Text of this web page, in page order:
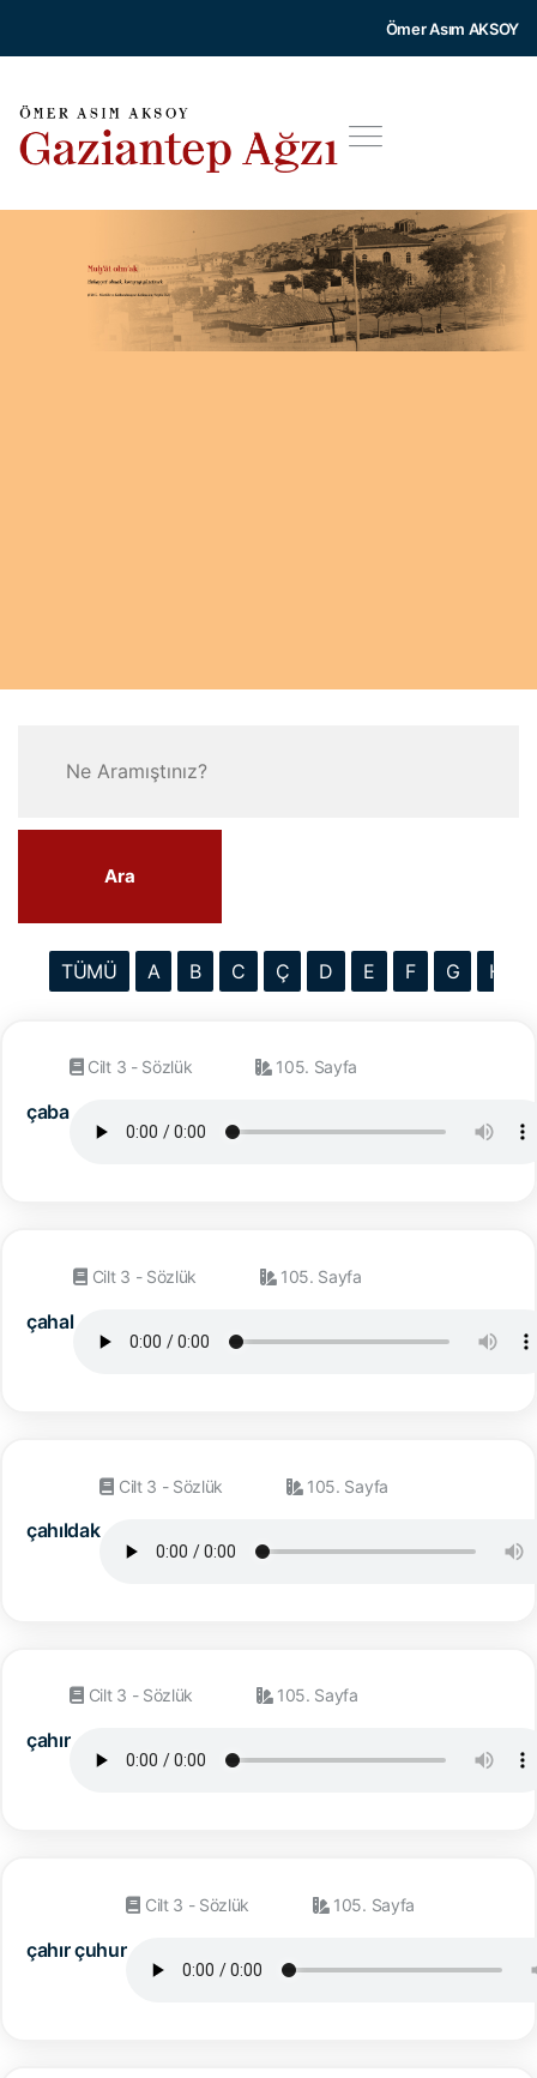
Ömer Asım AKSOY
Ara
TÜMÜ A B C Ç D E F G H
çaba
Cilt 3 - Sözlük 105. Sayfa
çahal
Cilt 3 - Sözlük 105. Sayfa
çahıldak
Cilt 3 - Sözlük 105. Sayfa
çahır
Cilt 3 - Sözlük 105. Sayfa
çahır çuhur
Cilt 3 - Sözlük 105. Sayfa